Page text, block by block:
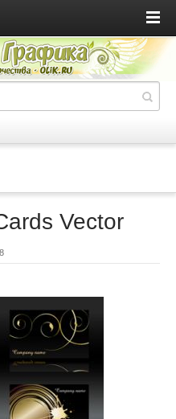
Vector